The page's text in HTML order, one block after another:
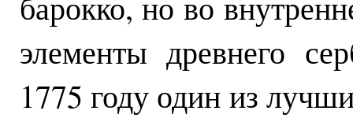
элементы древнего
1775 году один из